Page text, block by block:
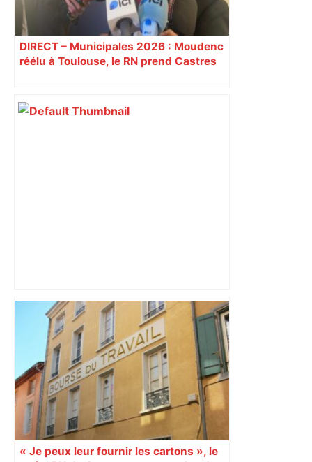
DIRECT – Municipales 2026 : Moudenc
réélu à Toulouse, le RN prend Castres
A680 Toulouse fermée dans les 2 sens
– Radio VINCI Autoroutes
« Je peux leur fournir les cartons », le